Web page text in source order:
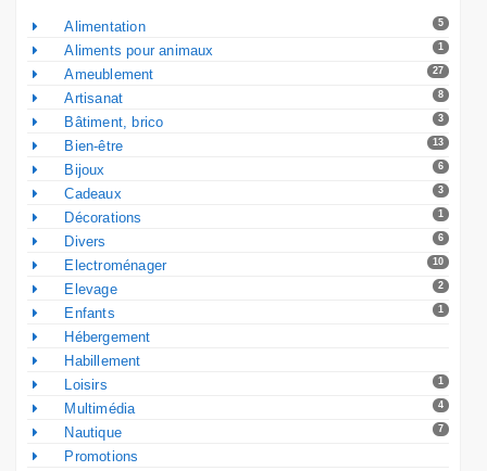
5
Alimentation
1
Aliments pour animaux
27
Ameublement
8
Artisanat
3
Bâtiment, brico
13
Bien-être
6
Bijoux
3
Cadeaux
1
Décorations
6
Divers
10
Electroménager
2
Elevage
1
Enfants
Hébergement
Habillement
1
Loisirs
4
Multimédia
7
Nautique
Promotions